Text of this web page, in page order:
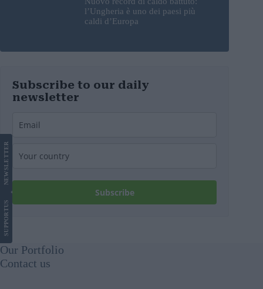
l’Ungheria è uno dei paesi più
caldi d’Europa
Subscribe to our daily
newsletter
Subscribe
SUPPORT
US
NEWS
LETTER
Our Portfolio
Contact us